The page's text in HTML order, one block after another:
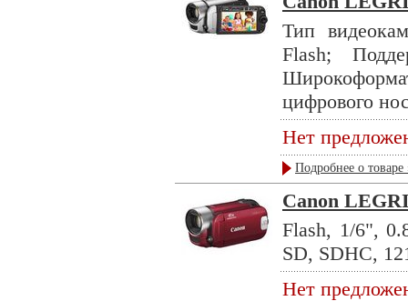
Тип
Flash;
цифрового
Нет
Подробнее о товаре
Canon
Flash, 1/6",
SD, SDHC,
Нет